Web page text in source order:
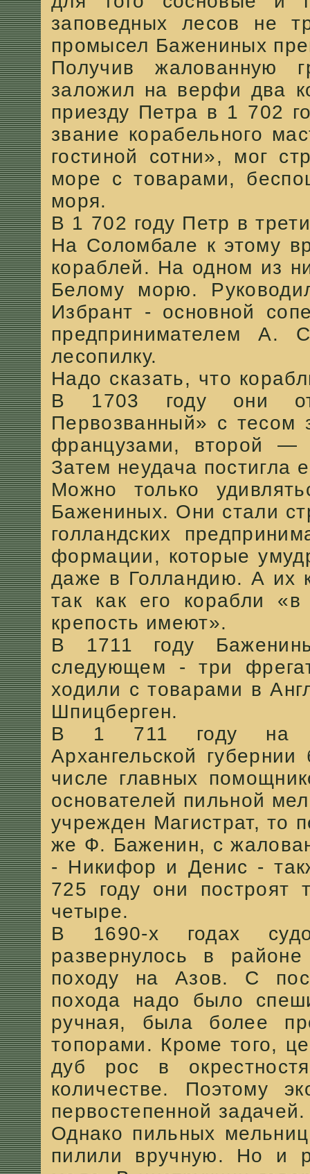
заповедных лесов не
промысел Бажениных
Получив жалованную
заложил на верфи два
приезду Петра в 1 702
звание корабельного
гостиной сотни», мог
море с товарами,
моря.
В 1 702 году Петр в
На Соломбале к этому
кораблей. На одном из
Белому морю.
Избрант - основной
предпринимателем А.
лесопилку.
Надо сказать, что
В 1703 году они
Первозванный» с тесом
французами, второй —
Затем неудача постигла
Можно только
Бажениных. Они стали
голландских
формации, которые
даже в Голландию. А их
так как его корабли
крепость имеют».
В 1711 году
следующем - три
ходили с товарами в
Шпицберген.
В 1 711 году на
Архангельской
числе главных
основателей пильной
учрежден Магистрат, то
же Ф. Баженин, с
- Никифор и Денис -
725 году они
четыре.
В 1690-х годах
развернулось в
походу на Азов. С
похода надо было
ручная, была более
топорами. Кроме того,
дуб рос в
количестве. Поэтому
первостепенной задачей.
Однако пильных
пилили вручную. Но и